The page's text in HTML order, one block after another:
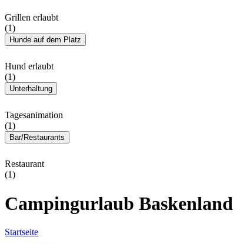
Grillen erlaubt
(1)
Hunde auf dem Platz
Hund erlaubt
(1)
Unterhaltung
Tagesanimation
(1)
Bar/Restaurants
Restaurant
(1)
Campingurlaub Baskenland
Startseite